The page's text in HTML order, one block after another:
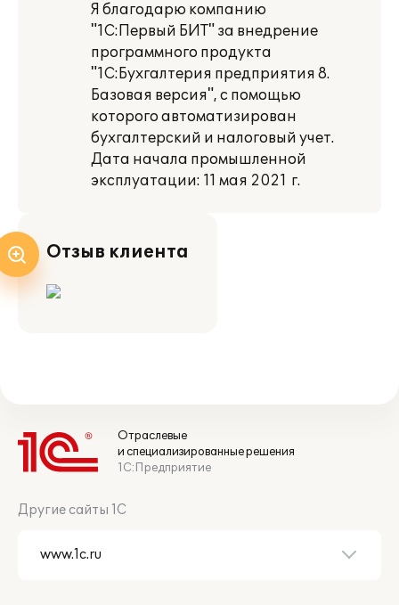
Я благодарю компанию
"1С:Первый БИТ" за внедрение
программного продукта
"1С:Бухгалтерия предприятия 8.
Базовая версия", с помощью
которого автоматизирован
бухгалтерский и налоговый учет.
Дата начала промышленной
эксплуатации: 11 мая 2021 г.
Отзыв клиента
Отраслевые
и специализированные решения
1С:Предприятие
Другие сайты 1С